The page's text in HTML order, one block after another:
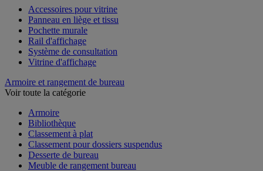
Accessoires pour vitrine
Panneau en liège et tissu
Pochette murale
Rail d'affichage
Système de consultation
Vitrine d'affichage
Armoire et rangement de bureau
Voir toute la catégorie
Armoire
Bibliothèque
Classement à plat
Classement pour dossiers suspendus
Desserte de bureau
Meuble de rangement bureau